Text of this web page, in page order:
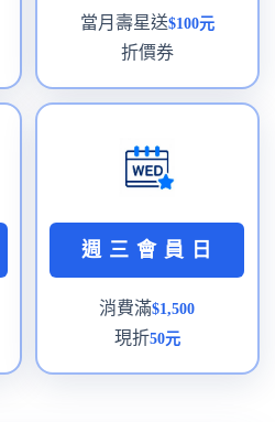
當月壽星送$100元
折價券
週 三 會 員 日
消費滿$1,500
現折50元